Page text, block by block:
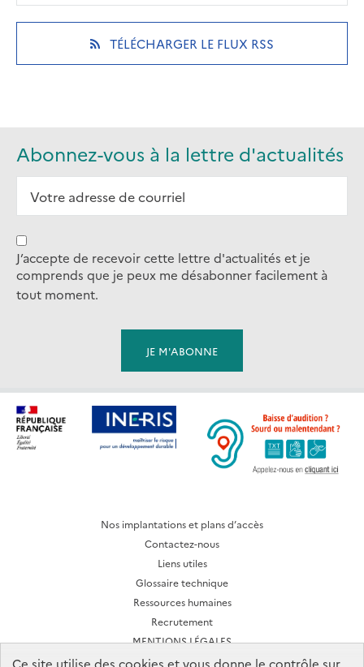
a
new
tab)
a
new
tab)
a
new
tab)
TÉLÉCHARGER LE FLUX RSS(OPENS
Abonnez-vous à la lettre d'actualités
J’accepte de recevoir cette lettre d'actualités et je
comprends que je peux me désabonner facilement à
tout moment.
Nos implantations et plans d’accès
Contactez-nous
Liens utiles
Glossaire technique
Ressources humaines
Recrutement
MENTIONS LÉGALES
CONDITIONS D'UTILISATION
Ce site utilise des cookies et vous donne le contrôle sur